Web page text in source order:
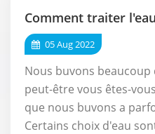
Comment traiter
05 Aug 2022
Nous buvons
peut-être vous êtes-
que nous buvons a
Certains choix d'eau